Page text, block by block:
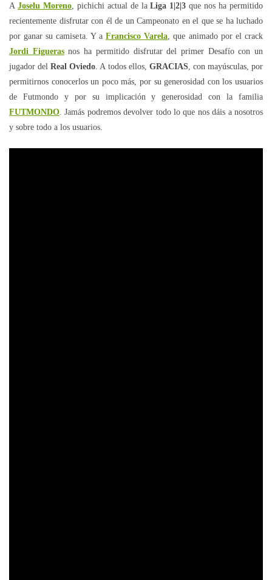
A Joselu Moreno, pichichi actual de laLiga 1|2|3 que nos ha permitido
recientemente disfrutar con él de un Campeonato en el que se ha luchado
por ganar su camiseta. Y a Francisco Varela , que animado por el crack
Jordi Figuerasnos ha permitido disfrutar del primer Desafío con un
jugador delReal Oviedo . A todos ellos, GRACIAS, con mayúsculas, por
permitirnos conocerlos un poco más, por su generosidad con los usuarios
de Futmondo y por su implicación y generosidad con la familia
FUTMONDO . Jamás podremos devolver todo lo que nos dáis a nosotros
y sobre todo a los usuarios.